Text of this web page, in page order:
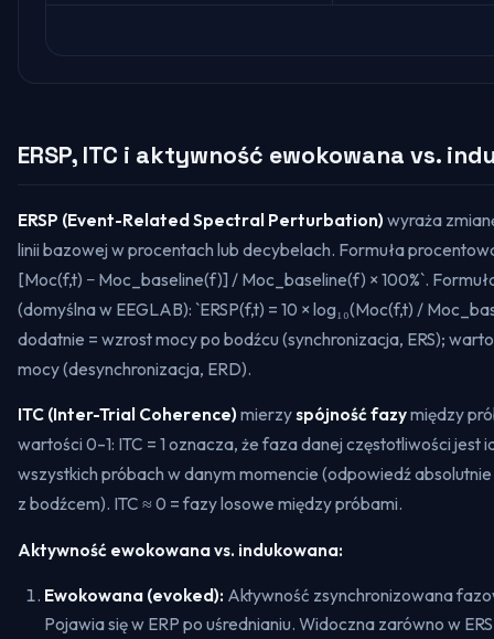
ERSP, ITC i aktywność ewokowana vs.
ERSP (Event-Related Spectral Perturbation) wyraża
linii bazowej w procentach lub decybelach. Formuła
[Moc(f,t) − Moc_baseline(f)] / Moc_baseline(f) × 100%`.
(domyślna w EEGLAB): `ERSP(f,t) = 10 × log₁₀(Moc(f,t) /
dodatnie = wzrost mocy po bodźcu (synchronizacja, ERS);
mocy (desynchronizacja, ERD).
ITC (Inter-Trial Coherence) mierzyspójność fazymiędzy
wartości 0–1: ITC = 1 oznacza, że faza danej częstotliwości jest
wszystkich próbach w danym momencie (odpowiedź
z bodźcem). ITC ≈ 0 = fazy losowe między próbami.
Aktywność ewokowana vs. indukowana:
Ewokowana (evoked): Aktywność zsynchronizowana
Pojawia się w ERP po uśrednianiu. Widoczna zarówno w